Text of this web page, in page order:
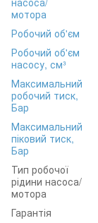
мотора
Робочий об'єм
Робочий об'єм
насосу, см³
Максимальний
робочий тиск,
Бар
Максимальний
піковий тиск,
Бар
Тип робочої
рідини насоса/
мотора
Гарантія